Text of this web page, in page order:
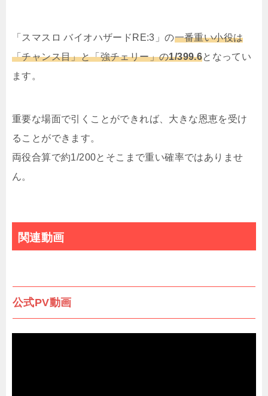
「スマスロ バイオハザードRE:3」の一番重い小役は
「チャンス目」と「強チェリー」の1/399.6となってい
ます。
重要な場面で引くことができれば、大きな恩恵を受け
ることができます。
両役合算で約1/200とそこまで重い確率ではありませ
ん。
関連動画
公式PV動画